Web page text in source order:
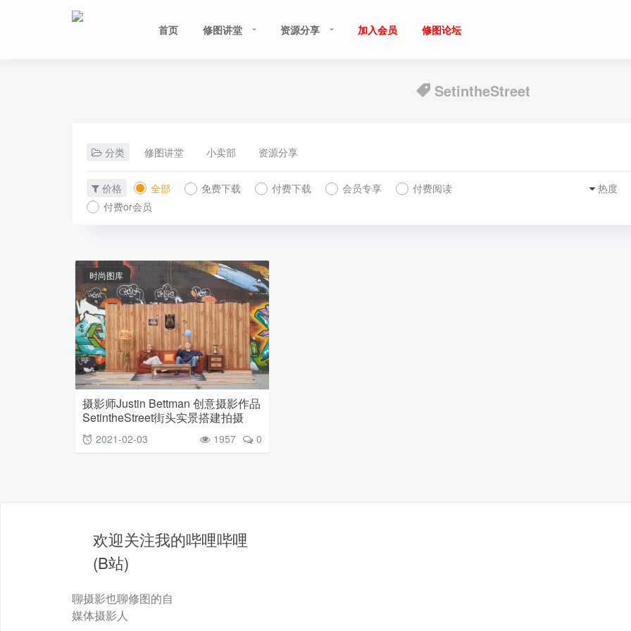
首页 修图讲堂 资源分享 加入会员 修图论坛
SetintheStreet
分类 修图讲堂 小卖部 资源分享
价格 全部 免费下载 付费下载 会员专享
付费阅读
付费or会员
热度
时尚图库
摄影师Justin Bettman 创意摄影作品
SetintheStreet街头实景搭建拍摄
2021-02-03 0
1957
欢迎关注我的哔哩哔哩
(B站)
聊摄影也聊修图的自
媒体摄影人